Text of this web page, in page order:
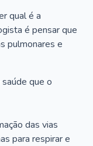
qual é a
é pensar que
pulmonares e
que o
das vias
para respirar e